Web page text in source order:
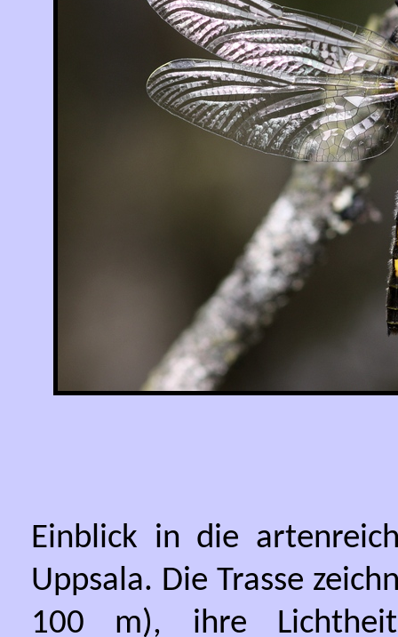
Einblick in die
Uppsala. Die Trasse
100 m), ihre